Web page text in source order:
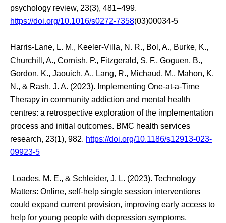
psychology review, 23(3), 481–499.
https://doi.org/10.1016/s0272-7358(03)00034-5
Harris-Lane, L. M., Keeler-Villa, N. R., Bol, A., Burke, K.,
Churchill, A., Cornish, P., Fitzgerald, S. F., Goguen, B.,
Gordon, K., Jaouich, A., Lang, R., Michaud, M., Mahon, K.
N., & Rash, J. A. (2023). Implementing One-at-a-Time
Therapy in community addiction and mental health
centres: a retrospective exploration of the implementation
process and initial outcomes. BMC health services
research, 23(1), 982. https://doi.org/10.1186/s12913-023-
09923-5
Loades, M. E., & Schleider, J. L. (2023). Technology
Matters: Online, self-help single session interventions
could expand current provision, improving early access to
help for young people with depression symptoms,